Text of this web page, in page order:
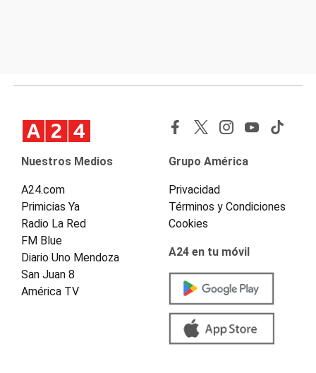
Nuestros Medios
A24.com
Primicias Ya
Radio La Red
FM Blue
Diario Uno Mendoza
San Juan 8
América TV
Grupo América
Privacidad
Términos y Condiciones
Cookies
A24 en tu móvil